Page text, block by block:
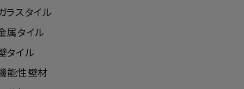
ラスタイル
属タイル
タイル
能性壁材